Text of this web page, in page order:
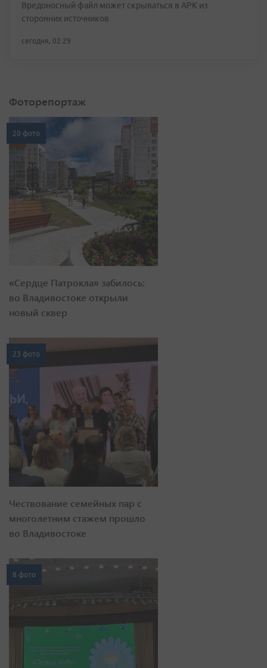
Вредоносный файл может скрываться в APK из
сторонних источников
сегодня, 02:29
Фоторепортаж
20 фото
«Сердце Патрокла» забилось:
во Владивостоке открыли
новый сквер
23 фото
Чествование семейных пар с
многолетним стажем прошло
во Владивостоке
8 фото